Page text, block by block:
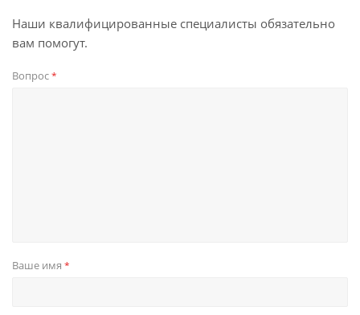
Наши квалифицированные специалисты обязательно
вам помогут.
Вопрос*
Ваше имя *